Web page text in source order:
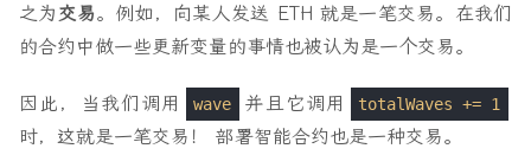
之为 交易。例如，向某人发送 ETH 就是一笔交易。在我们
的合约中做一些更新变量的事情也被认为是一个交易。
因此，当我们调用 wave 并且它调用 totalWaves += 1
时，这就是一笔交易！ 部署智能合约也是一种交易。